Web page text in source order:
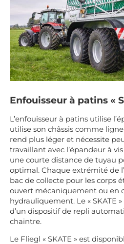
Enfouisseur à patins «
L’enfouisseur à patins utilise
utilise son châssis comme
rend plus léger et nécessite
travaillant avec l’épandeur à
une courte distance de tuyau
optimal. Chaque extrémité de
bac de collecte pour les corps
ouvert mécaniquement ou en
hydrauliquement. Le « SKATE
d’un dispositif de repli
chaintre.
Le Fliegl « SKATE » est